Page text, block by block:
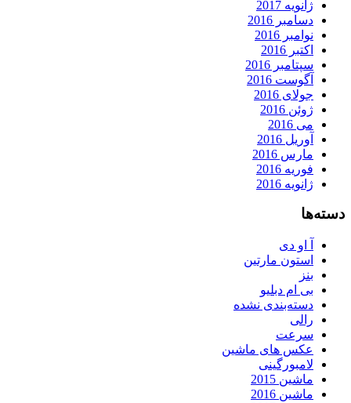
ژانویه 2017
دسامبر 2016
نوامبر 2016
اکتبر 2016
سپتامبر 2016
آگوست 2016
جولای 2016
ژوئن 2016
می 2016
آوریل 2016
مارس 2016
فوریه 2016
ژانویه 2016
دسته‌ها
آ او دی
استون مارتین
بنز
بی ام دبلیو
دسته‌بندی نشده
رالی
سرعت
عکس های ماشین
لامبورگینی
ماشین 2015
ماشین 2016